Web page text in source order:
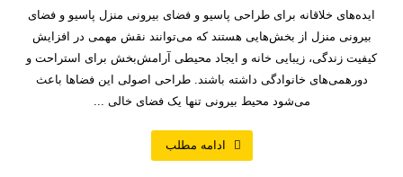
ایده‌های خلاقانه برای طراحی پاسیو و فضای بیرونی منزل پاسیو و فضای
بیرونی منزل از بخش‌هایی هستند که می‌توانند نقش مهمی در افزایش
کیفیت زندگی، زیبایی خانه و ایجاد محیطی آرامش‌بخش برای استراحت و
دورهمی‌های خانوادگی داشته باشند. طراحی اصولی این فضاها باعث
می‌شود محیط بیرونی تنها یک فضای خالی ...
ادامه مطلب